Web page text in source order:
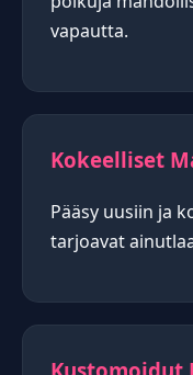
vapautta.
Kokeelliset
Pääsy uusiin ja
tarjoavat